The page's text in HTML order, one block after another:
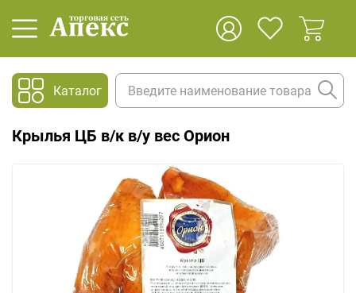
Каталог
Крылья ЦБ в/к в/у вес Орион